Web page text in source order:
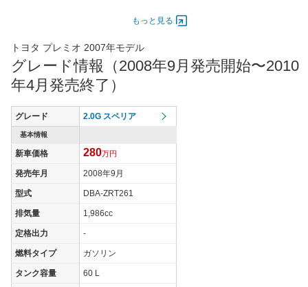
最高出力 100.00 [136]/ 6,000
最高トルク 175 [17.8]/ 4,400 163 [16.6]/ 4,400
過給機 -
タイヤ
タイヤサイズ
(前)
タイヤサイズ
(後)
燃費
WLTCモード -
WLTCモード(市
-
外)
-
もっと見る
トヨタ プレミオ 2007年モデル
グレード情報（2008年9月発売開始〜2010
年4月発売終了）
グレード 2.0G スペリア
基本情報
新車価格 280万円
発売年月 2008年9月
型式 DBA-ZRT261
排気量 1,986cc
定格出力 -
燃料タイプ ガソリン
タンク容量 60 L